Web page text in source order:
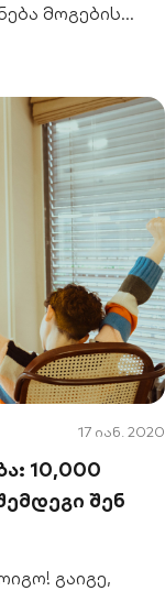
მოგების
17 იან. 2020
10,000
შენ
გაიგე,